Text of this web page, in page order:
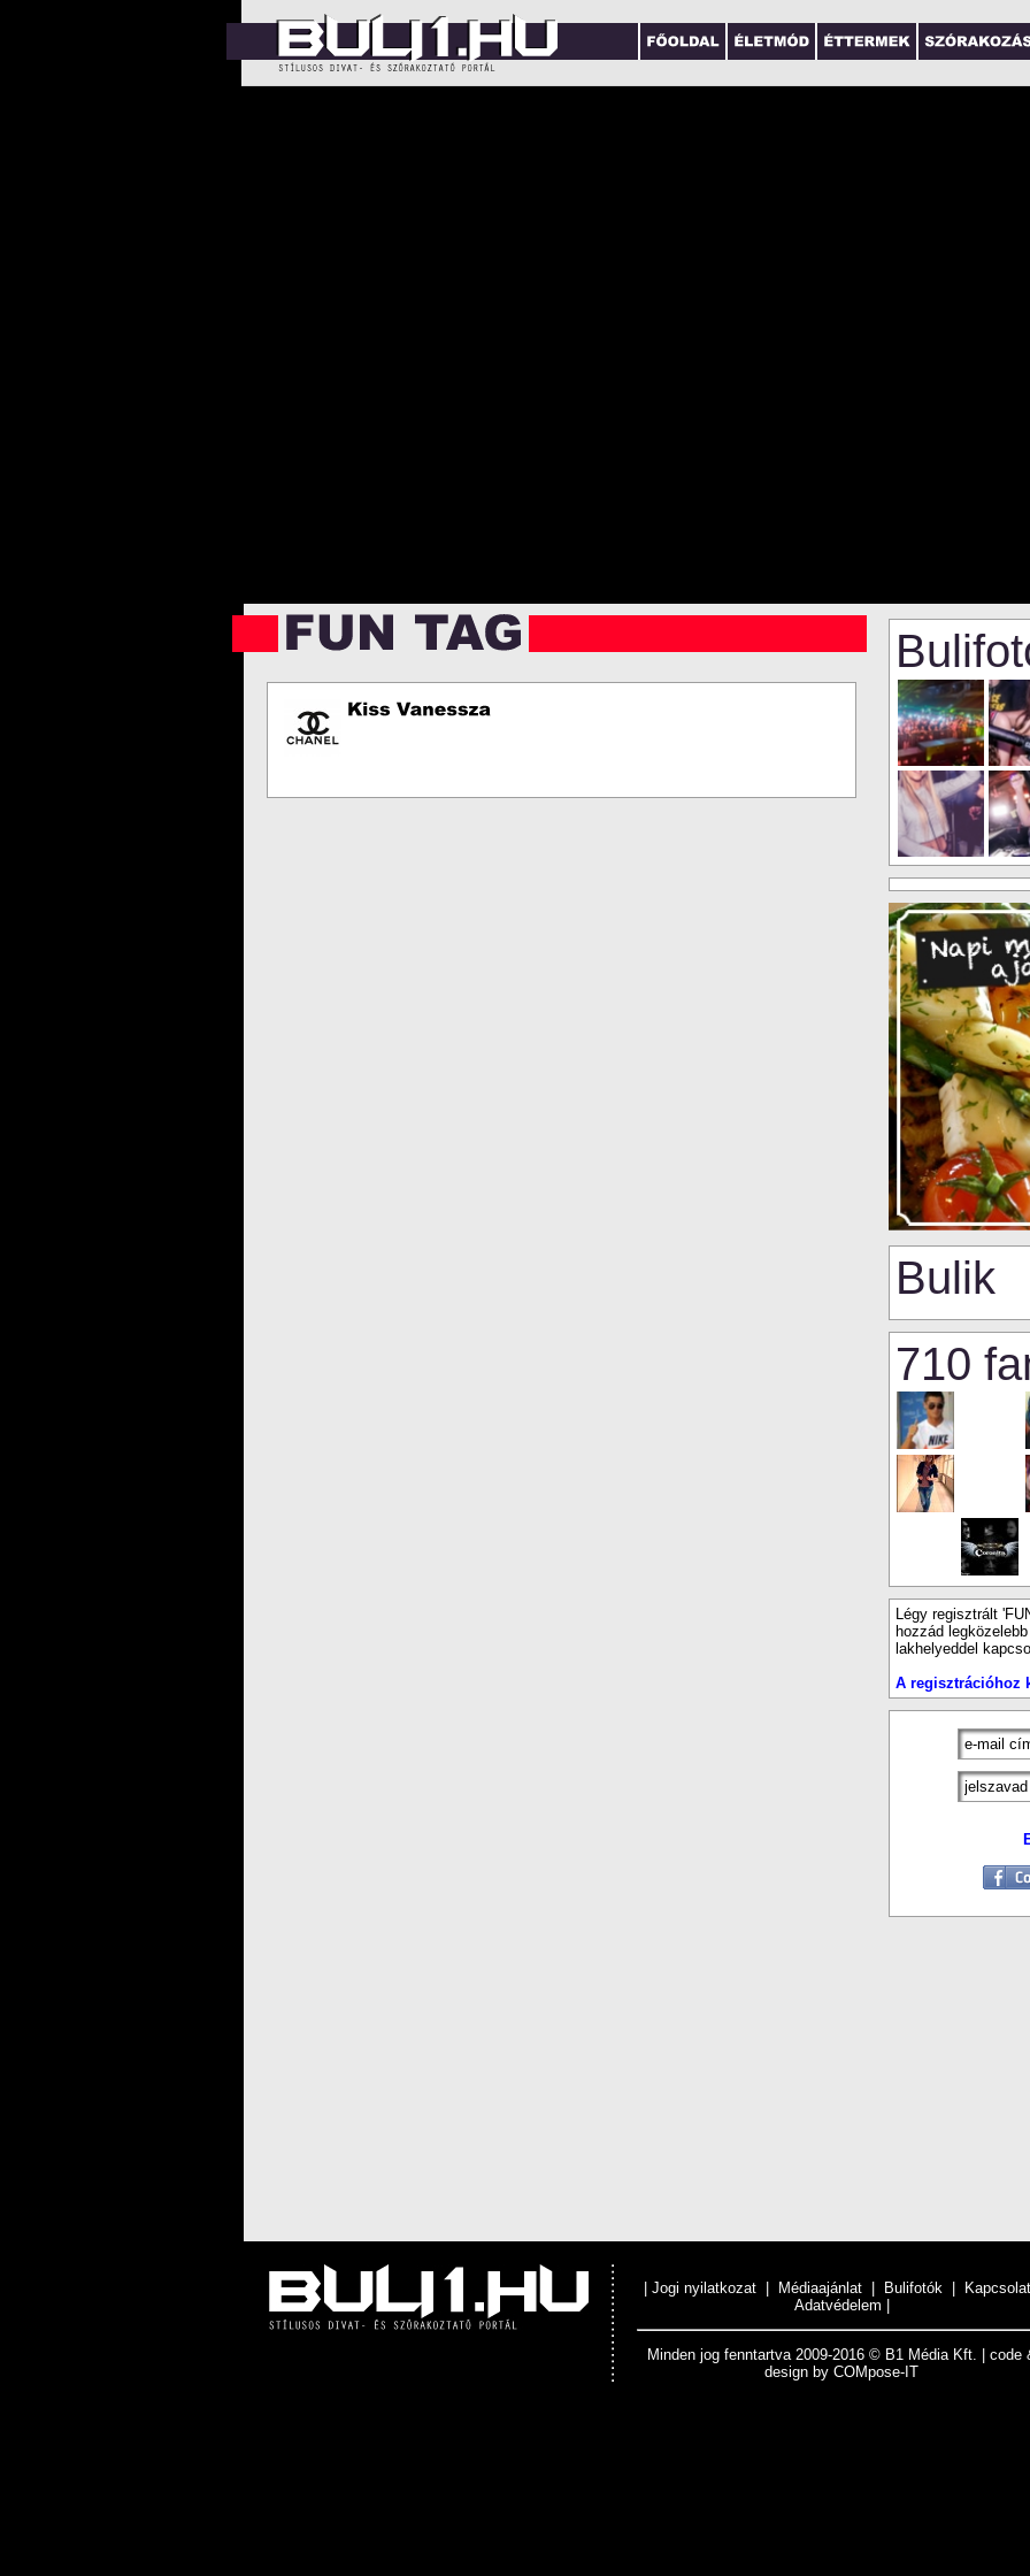
Bulik
710
Légy regisztrált
hozzád
lakhelyeddel
A regisztrációhoz
Jogi nyilatkozat Médiaajánlat Bulifotók
Kapcsolat
Adatvédelem
Minden jog fenntartva 2009-2016 © B1 Média Kft. | code
design by COMpose-IT